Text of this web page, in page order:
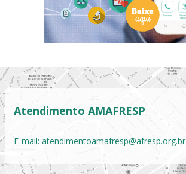
Atendimento AMAFRESP
E-mail: atendimentoamafresp@afresp.org.br